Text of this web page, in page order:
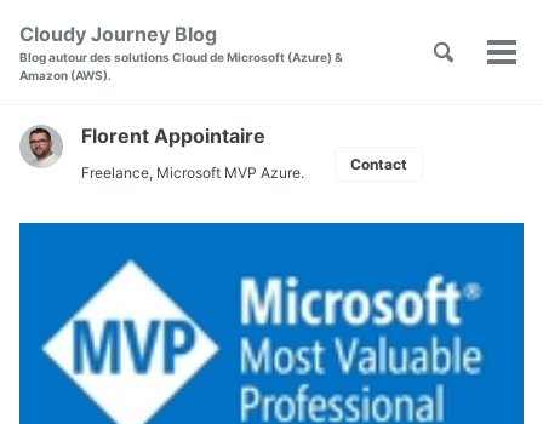
Skip
primary
content
footer
Cloudy Journey Blog
Blog autour des solutions Cloud de Microsoft (Azure) &
Amazon (AWS).
Toggle
Florent Appointaire
Freelance, Microsoft MVP Azure. Contact